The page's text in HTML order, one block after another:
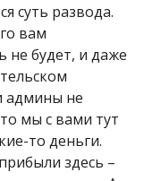
суть развода.
вам
не будет, и даже
админы не
мы с вами тут
то деньги.
здесь –